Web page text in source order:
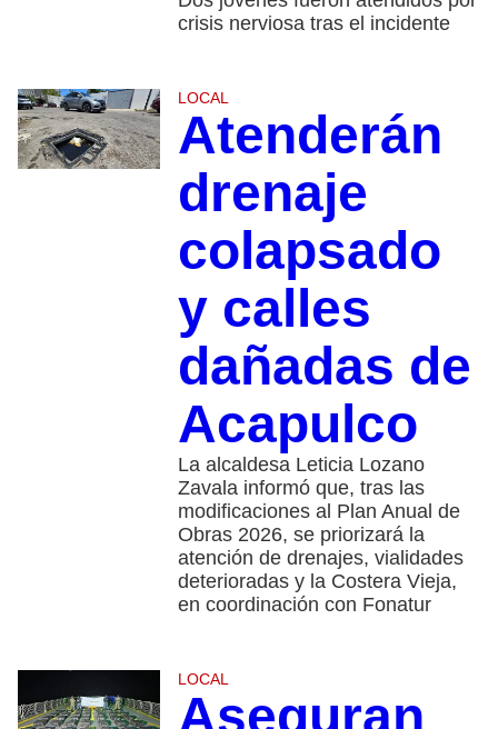
crisis nerviosa tras el incidente
LOCAL
Atenderán
drenaje
colapsado
y calles
dañadas de
Acapulco
La alcaldesa Leticia Lozano
Zavala informó que, tras las
modificaciones al Plan Anual de
Obras 2026, se priorizará la
atención de drenajes, vialidades
deterioradas y la Costera Vieja,
en coordinación con Fonatur
LOCAL
Aseguran